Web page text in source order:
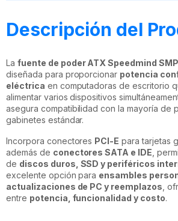
Descripción del
La fuente de poder ATX Speedmind
diseñada para proporcionar potencia
eléctrica en computadoras de escritorio
alimentar varios dispositivos
asegura compatibilidad con la mayoría de
gabinetes estándar.
Incorpora conectores PCI-E para tarjetas
además de conectores SATA e IDE ,
de discos duros, SSD y periféricos
excelente opción para ensambles
actualizaciones de PC y reemplazos ,
entre potencia, funcionalidad y costo.